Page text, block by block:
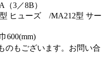
／8B）
ューズ /MA212型 サー
ございます。お問い合